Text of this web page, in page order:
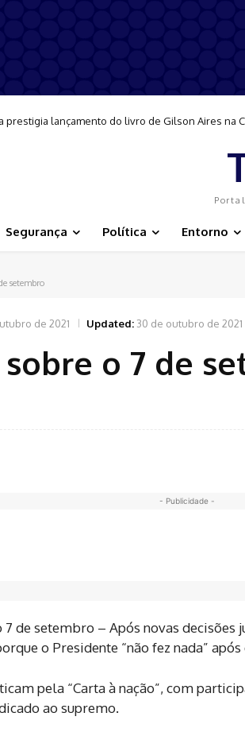
prestigia lançamento do livro de Gilson Aires na
Segurança Política Entorno
setembro
de 2021 Updated: 30 de outubro de 2021
o 7 de
- Publicidade -
de setembro – Após novas decisões
o Presidente “não fez nada”
pela “Carta à nação”, com
ao supremo.